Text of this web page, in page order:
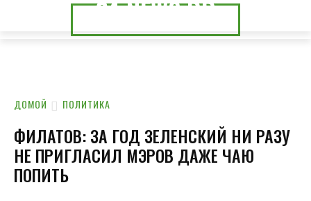
24.NEWS.CK
24.NEWS.DP
ДОМОЙ ПОЛИТИКА
ФИЛАТОВ: ЗА ГОД ЗЕЛЕНСКИЙ НИ РАЗУ
НЕ ПРИГЛАСИЛ МЭРОВ ДАЖЕ ЧАЮ
ПОПИТЬ